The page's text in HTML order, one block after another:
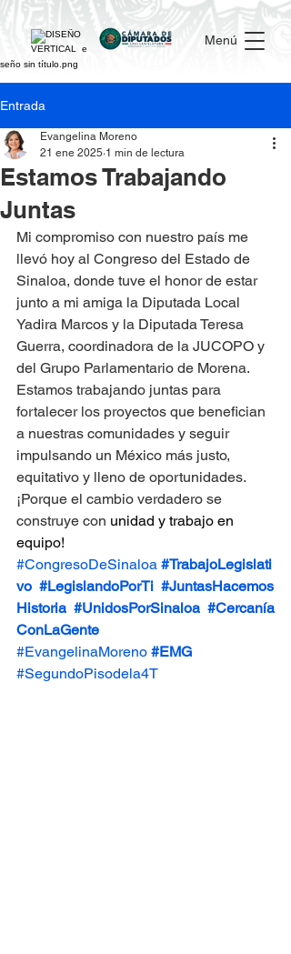
Menú
Entrada
Estamos Trabajando
Juntas
Evangelina Moreno
21 ene 2025 1 min de lectura
Mi compromiso con nuestro país me
llevó hoy al Congreso del Estado de
Sinaloa, donde tuve el honor de estar
junto a mi amiga la Diputada Local
Yadira Marcos y la Diputada Teresa
Guerra, coordinadora de la JUCOPO y
del Grupo Parlamentario de Morena.
Estamos trabajando juntas para
fortalecer los proyectos que benefician
a nuestras comunidades y seguir
impulsando un México más justo,
equitativo y lleno de oportunidades.
¡Porque el cambio verdadero se
construye con unidad y trabajo en
equipo!
#CongresoDeSinaloa #TrabajoLegislati
vo #LegislandoPorTi #JuntasHacemos
Historia #UnidosPorSinaloa #Cercanía
ConLaGente
#EvangelinaMoreno #EMG
#SegundoPisodela4T